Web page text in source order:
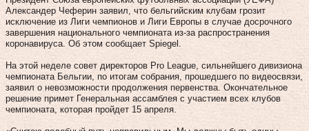
Александер Чеферин заявил, что бельгийским клубам грозит
исключение из Лиги чемпионов и Лиги Европы в случае досрочного
завершения национального чемпионата из-за распространения
коронавируса. Об этом сообщает Spiegel.
На этой неделе совет директоров Pro League, сильнейшего дивизиона
чемпионата Бельгии, по итогам собрания, прошедшего по видеосвязи,
заявил о невозможности продолжения первенства. Окончательное
решение примет Генеральная ассамблея с участием всех клубов
чемпионата, которая пройдет 15 апреля.